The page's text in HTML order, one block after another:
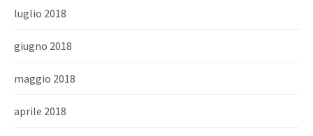
luglio 2018
giugno 2018
maggio 2018
aprile 2018